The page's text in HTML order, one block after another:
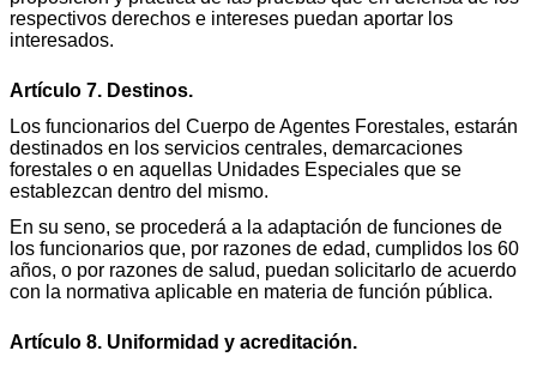
respectivos derechos e intereses puedan aportar los
interesados.
Artículo 7. Destinos.
Los funcionarios del Cuerpo de Agentes Forestales, estarán
destinados en los servicios centrales, demarcaciones
forestales o en aquellas Unidades Especiales que se
establezcan dentro del mismo.
En su seno, se procederá a la adaptación de funciones de
los funcionarios que, por razones de edad, cumplidos los 60
años, o por razones de salud, puedan solicitarlo de acuerdo
con la normativa aplicable en materia de función pública.
Artículo 8. Uniformidad y acreditación.